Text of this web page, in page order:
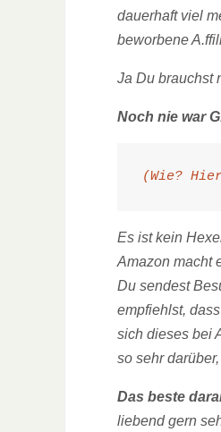
dauerhaft viel
beworbene
Ja Du brauchst
Noch nie war
(Wie?
Es ist kein
Amazon macht
Du sendest
empfiehlst,
sich dieses bei
so sehr
Das beste
liebend gern